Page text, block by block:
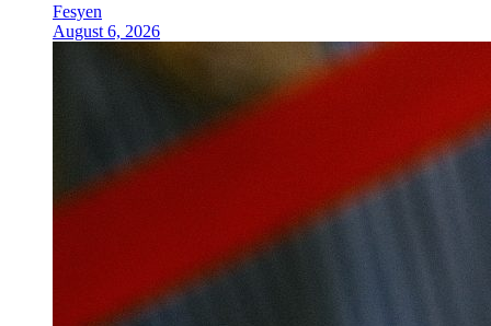
Fesyen
August 6, 2026